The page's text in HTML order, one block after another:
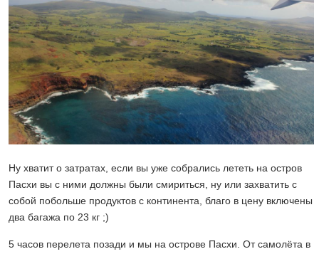
Ну хватит о затратах, если вы уже собрались лететь на остров
Пасхи вы с ними должны были смириться, ну или захватить с
собой побольше продуктов с континента, благо в цену включены
два багажа по 23 кг ;)
5 часов перелета позади и мы на острове Пасхи. От самолёта в